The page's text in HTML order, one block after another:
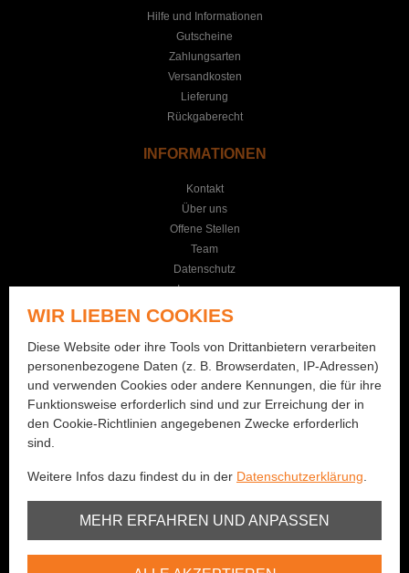
Hilfe und Informationen
Gutscheine
Zahlungsarten
Versandkosten
Lieferung
Rückgaberecht
INFORMATIONEN
Kontakt
Über uns
Offene Stellen
Team
Datenschutz
Impressum
AGB
KONTAKT
Seilereistrasse 19
3114 Wichtrach
+41 (0)31 781 01 77
Montag geschlossen
Dienstag bis Freitag:
08:00 - 12:00 Uhr / 13:30 - 18:30 Uhr
Samstag:
08:00 - 16:00 Uhr
WIR LIEBEN COOKIES
Diese Website oder ihre Tools von Drittanbietern verarbeiten
personenbezogene Daten (z. B. Browserdaten, IP-Adressen)
und verwenden Cookies oder andere Kennungen, die für ihre
Funktionsweise erforderlich sind und zur Erreichung der in
den Cookie-Richtlinien angegebenen Zwecke erforderlich
sind.
Weitere Infos dazu findest du in der Datenschutzerklärung
Unbedingt erforderlich
MEHR ERFAHREN UND ANPASSEN